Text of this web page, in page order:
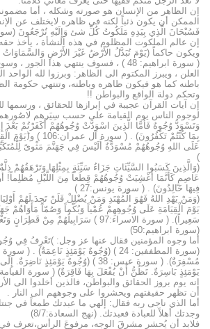
إن الظاهر من الإنسان هو صورته وشكله ، أما
الممكن أن يكون ذئباً لكنه في ظاهره لايختلف عن
فَسُبْحَانَ الَّذِي بِيَدِهِ مَلَكُوتُ كُلِّ شئ وَإِلَيْهِ تُرْجَعُونَ
إن عالم الملكوت المظلوم في هذه النشأة ، يأخذ
ويكون حاكماً (يَوْمَ تُبَدَّلُ الأَرْضُ غَيْرَ الأَرْضِ وَالسَّمَاوَاتُ
( سورة ابراهيم: 48 ) ، فسوف ينتهي هذا
العلن ، ويبرز المكتوم الى الظاهر: وبرزوا لله الواحد
باطنه كما هو فيكون ظاهره وباطنه، وتنتهي حكومة
وتحكم دولة الواقع والبواطن !!
إن آيات القرآن عجيبة في إبرازها للحقائق ، ورسمها
لوجوه الناس يوم القيامة على حسب سِيَرهم
وَتَسْوَدُّ وُجُوهٌ فَأَمَّا الَّذِينَ اسْوَدَّتْ وُجُوهُهُمْ أَكَفَرْتُمْ بَعْدَ
بِمَا كُنْتُمْ تَكْفُرُونَ) . (
)
(وَالَّذِينَ كَسَبُوا السَّيِّئَاتِ جَزَاءُ سَيِّئَةٍ بِمِثْلِهَا وَتَرْهَقُهُمْ
عَاصِمٍ كَأَنَّمَا أُغْشِيَتْ وُجُوهُهُمْ قِطَعاً مِنَ اللَّيْلِ مُظْلِماً!
فِيهَا خَالِدُونَ) . ( سورة يونس:27 )
(وَمَنْ يَهْدِ اللهُ فَهُوَ الْمُهْتَدِ وَمَنْ يُضْلِلْ فَلَنْ تَجِدَ لَهُمْ
يَوْمَ الْقِيَامَةِ عَلَى وُجُوهِهِمْ عُمْياً وَبُكْماً وَصُمّاً مَأْوَاهُمْ
سَعِيراً). ( سورة الاسراء:97 ) سَرَابِيلُهُمْ
(سورة ابراهيم:50)
أما وجوه المؤمنين فقال عنها عز وجل: )تَعْرِفُ فِي
مُسْفِرَةٌ). ( سورة عبس: 38 ) (وُجُوهٌ يَوْمَئِذٍ
يَوْمَئِذٍ بَاسِرَةٌ. تَظُنُّ أَنْ يُفْعَلَ بِهَا فَاقِرَةٌ) ( سورة القيامة: 21 –
إنه يوم بروز الحقائق والبواطن، فالذين أخلدوا الى
أن تظهر حقيقتهم ويحشروا على وجوههم الى النار .
أما الذي ناجى ربه فقال: إلهي ما عبدتك طمعاً في
وجدتك أهلاً للعبادة فعبدتك. (نهج السعادة:8/7)
فلابد أن يُحشر مشرقَ الوجه، مرفوعَ الرأس،تعرف في